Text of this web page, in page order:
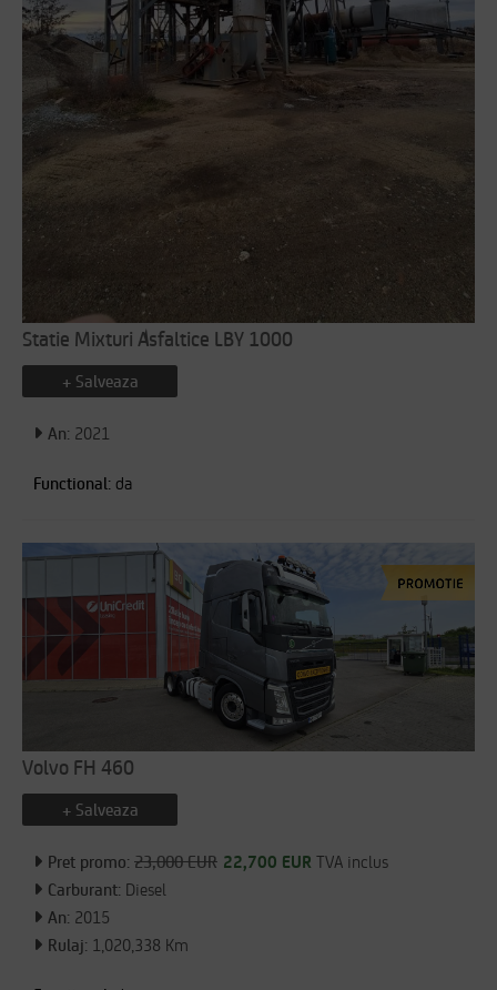
Statie Mixturi Asfaltice LBY 1000
+ Salveaza
An: 2021
Functional: da
Volvo FH 460
+ Salveaza
Pret promo: 23,000 EUR 22,700 EUR TVA inclus
Carburant: Diesel
An: 2015
Rulaj: 1,020,338 Km